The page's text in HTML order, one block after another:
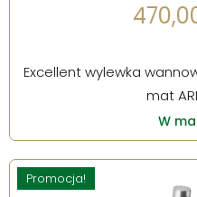
Excellent wylewka
mat
W
Promocja!